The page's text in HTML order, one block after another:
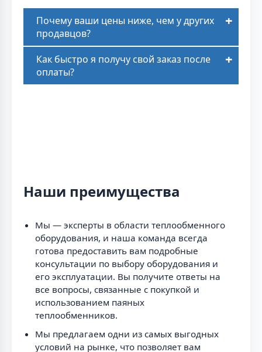
Почему ваши цены ниже, чем у других
продавцов?
Как быстро я получу свой заказ после
оплаты?
Наши преимущества
Мы — эксперты в области теплообменного
оборудования, и наша команда всегда
готова предоставить вам подробные
консультации по выбору оборудования и
его эксплуатации. Вы получите ответы на
все вопросы, связанные с покупкой и
использованием паяных
теплообменников.
Мы предлагаем одни из самых выгодных
условий на рынке, что позволяет вам